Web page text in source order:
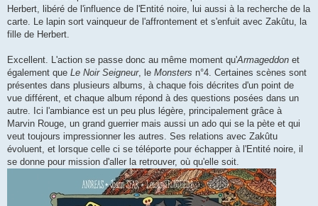
Herbert, libéré de l'influence de l'Entité noire, lui aussi à la recherche de la
carte. Le lapin sort vainqueur de l'affrontement et s'enfuit avec Zakûtu, la
fille de Herbert.
Excellent. L'action se passe donc au même moment qu'Armageddon et
également que Le Noir Seigneur, le Monsters n°4. Certaines scènes sont
présentes dans plusieurs albums, à chaque fois décrites d'un point de
vue différent, et chaque album répond à des questions posées dans un
autre. Ici l'ambiance est un peu plus légère, principalement grâce à
Marvin Rouge, un grand guerrier mais aussi un ado qui se la pète et qui
veut toujours impressionner les autres. Ses relations avec Zakûtu
évoluent, et lorsque celle ci se téléporte pour échapper à l'Entité noire, il
se donne pour mission d'aller la retrouver, où qu'elle soit.